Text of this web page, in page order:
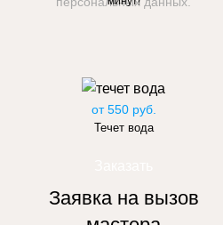
от 550 руб.
Течет вода
Заявка на вызов